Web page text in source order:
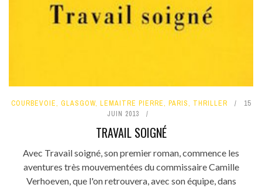
COURBEVOIE, GLASGOW, LEMAITRE PIERRE, PARIS, THRILLER
15
JUIN 2013
TRAVAIL SOIGNÉ
Avec Travail soigné, son premier roman, commence les
aventures très mouvementées du commissaire Camille
Verhoeven, que l'on retrouvera, avec son équipe, dans